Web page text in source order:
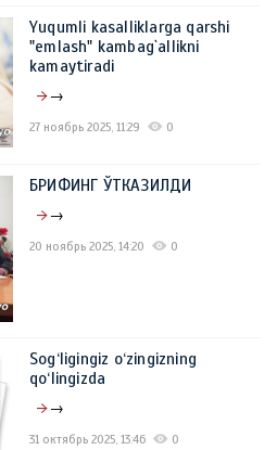
Yuqumli kasalliklarga qarshi
"emlash" kambag`allikni
kamaytiradi
→
27 ноябрь 2025, 11:29 0
БРИФИНГ ЎТКАЗИЛДИ
→
20 ноябрь 2025, 14:20 0
Sog‘ligingiz o‘zingizning
qo‘lingizda
→
31 октябрь 2025, 13:46 0